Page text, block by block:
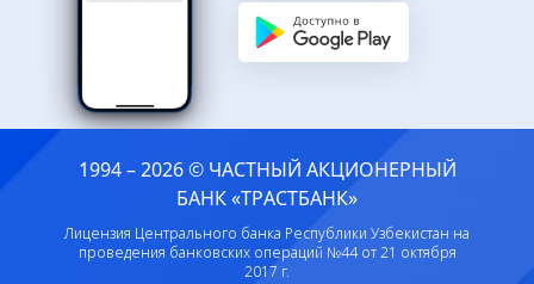
1994 – 2026 © ЧАСТНЫЙ АКЦИОНЕРНЫЙ
БАНК «ТРАСТБАНК»
Лицензия Центрального банка Республики Узбекистан на
проведения банковских операций №44 от 21 октября
2017 г.